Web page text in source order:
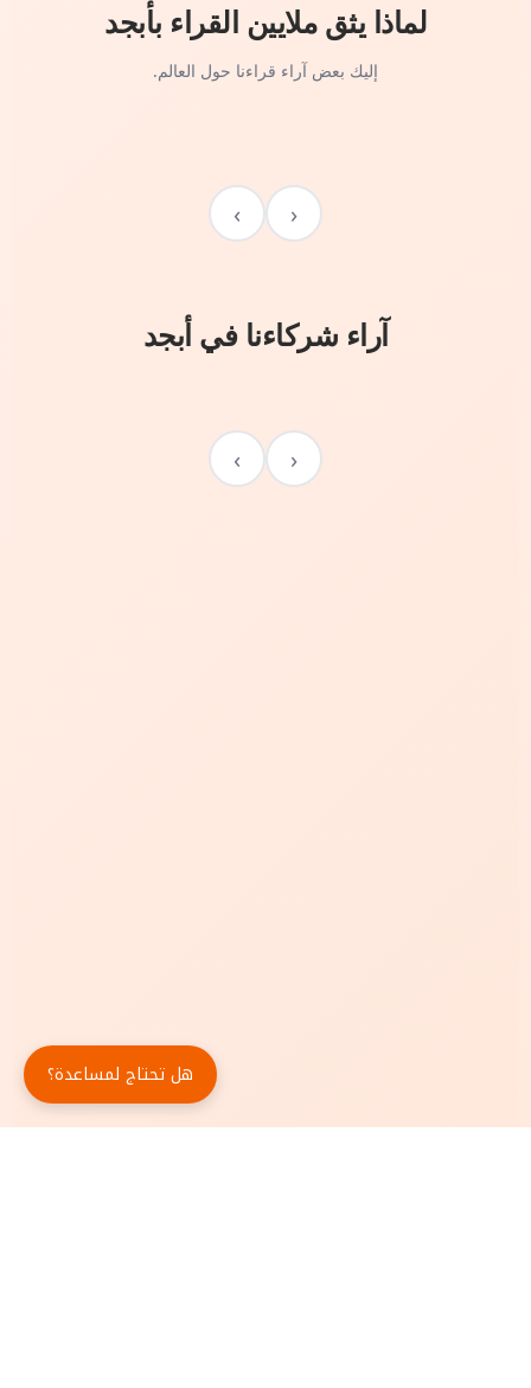
لماذا يثق ملايين القراء بأبجد
إليك بعض آراء قراءنا حول العالم.
‹
›
آراء شركاءنا في أبجد
‹
›
هل تحتاج لمساعدة؟